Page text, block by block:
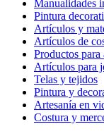
Manualidades
Pintura
Artículos y
Artículos de
Productos para
Artículos para
Telas y tejidos
Pintura y
Artesanía en
Costura y